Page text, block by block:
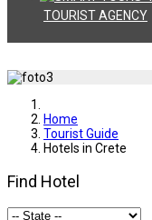
TOURIST AGENCY
Home
Tourist Guide
Hotels in Crete
Find Hotel